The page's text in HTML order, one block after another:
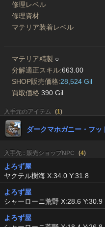
修理レベル
修理資材
マテリア装着レベル
マテリア精製:○
分解適正スキル:663.00
SHOP販売価格:28,524 Gil
買取価格:390 Gil
入手元のアイテム (1)
ダークマホガニー・フッ
入手先 : 販売ショップNPC (4)
よろず屋
ヤクテル樹海 X:34.0 Y:31.8
よろず屋
シャーローニ荒野 X:28.6 Y:30.9
よろず屋